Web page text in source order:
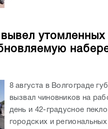
утомленных
8 августа в Волгограде
вызвал чиновников на
день и 42-градусное
городских и